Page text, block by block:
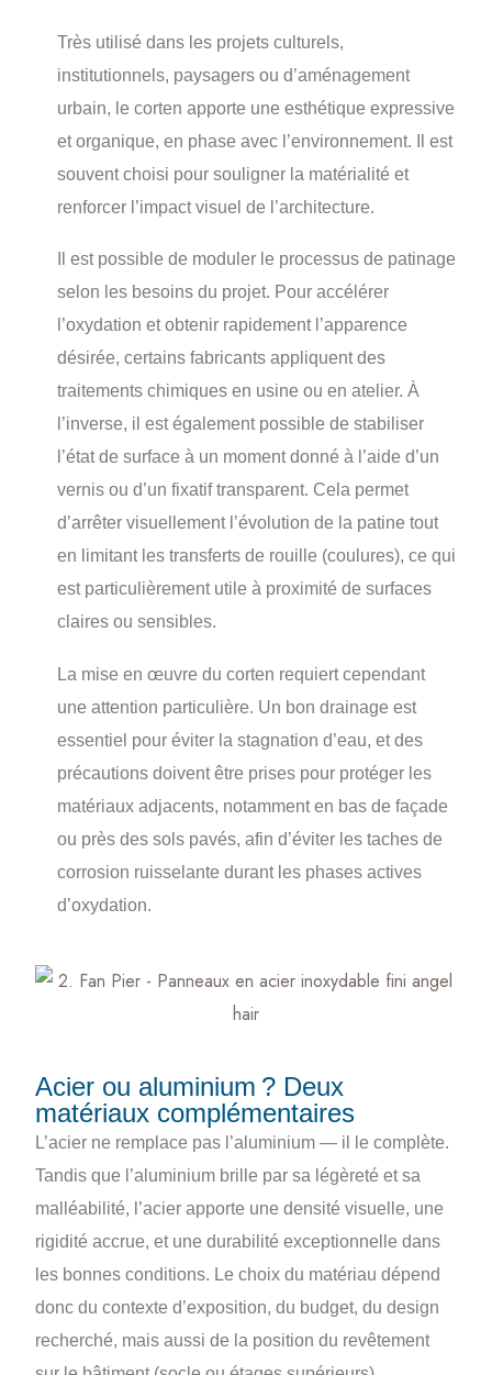
Très utilisé dans les projets culturels,
institutionnels, paysagers ou d’aménagement
urbain, le corten apporte une esthétique expressive
et organique, en phase avec l’environnement. Il est
souvent choisi pour souligner la matérialité et
renforcer l’impact visuel de l’architecture.
Il est possible de moduler le processus de patinage
selon les besoins du projet. Pour accélérer
l’oxydation et obtenir rapidement l’apparence
désirée, certains fabricants appliquent des
traitements chimiques en usine ou en atelier. À
l’inverse, il est également possible de stabiliser
l’état de surface à un moment donné à l’aide d’un
vernis ou d’un fixatif transparent. Cela permet
d’arrêter visuellement l’évolution de la patine tout
en limitant les transferts de rouille (coulures), ce qui
est particulièrement utile à proximité de surfaces
claires ou sensibles.
La mise en œuvre du corten requiert cependant
une attention particulière. Un bon drainage est
essentiel pour éviter la stagnation d’eau, et des
précautions doivent être prises pour protéger les
matériaux adjacents, notamment en bas de façade
ou près des sols pavés, afin d’éviter les taches de
corrosion ruisselante durant les phases actives
d’oxydation.
Acier ou aluminium ? Deux
matériaux complémentaires
L’acier ne remplace pas l’aluminium — il le complète.
Tandis que l’aluminium brille par sa légèreté et sa
malléabilité, l’acier apporte une densité visuelle, une
rigidité accrue, et une durabilité exceptionnelle dans
les bonnes conditions. Le choix du matériau dépend
donc du contexte d’exposition, du budget, du design
recherché, mais aussi de la position du revêtement